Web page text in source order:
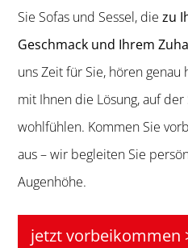
Sie Sofas und Sessel, diezu
Geschmack und Ihrem
uns Zeit für Sie, hören
mit Ihnen die Lösung, auf
wohlfühlen. Kommen Sie
aus – wir begleiten Sie
Augenhöhe.
jetzt vorbeikommen